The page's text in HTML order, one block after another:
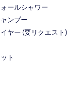
ールシャワー
ンプー
ヤー (要リクエスト)
ト